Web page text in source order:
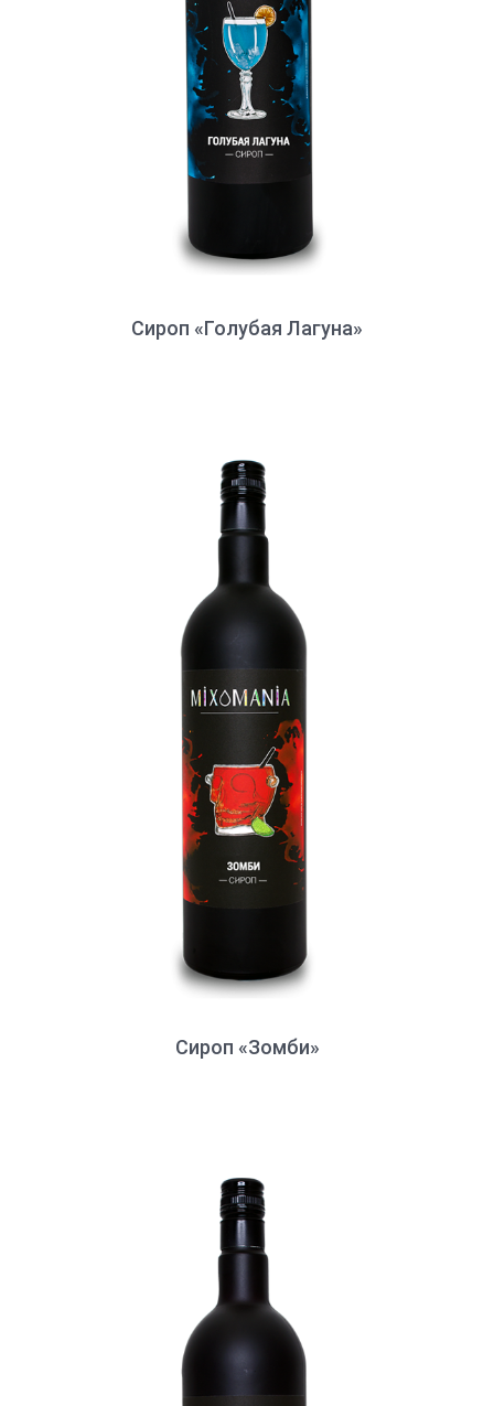
Сироп «Голубая Лагуна»
Сироп «Зомби»